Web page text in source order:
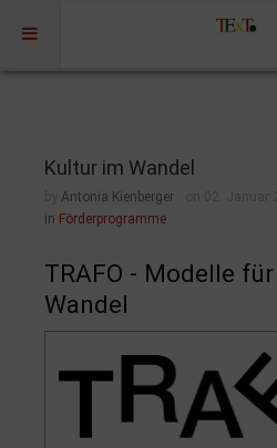
Portfolio
Projekte
Projekte Kulturmarketing
Events | Workshops
Medien | Öffentlichkeit |
Digitale Plattformen | Content
Förderprogramme
Rechtssicherheit
Kultur im Wandel
Antonia Kienberger
in Förderprogramme
TRAFO - Modelle
Wandel